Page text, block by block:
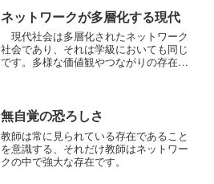
ネットワークが多層化する現代
現代社会は多層化されたネットワーク
社会であり、それは学級においても同じ
です。多様な価値観やつながりの存在す
無自覚の恐ろしさ
教師は常に見られている存在であること
を意識する、それだけ教師はネットワー
クの中で強大な存在です。